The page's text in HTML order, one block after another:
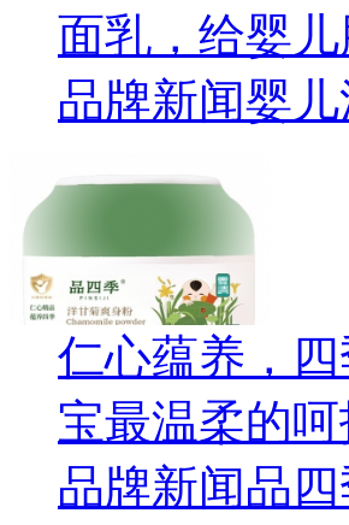
面乳，给婴
品牌新闻婴
仁心蕴养，
宝最温柔的呵
品牌新闻品